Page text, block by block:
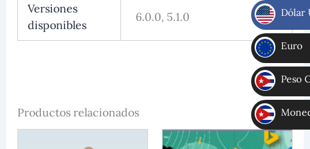
Versiones
disponibles
6.0.0, 5.1.0
Productos relacionados
$
Dólar
€
Euro
CUP
Peso
MLC